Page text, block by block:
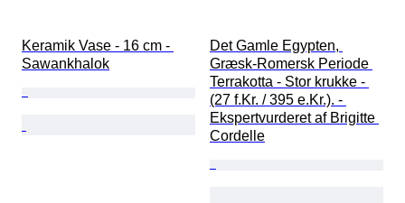
Keramik Vase - 16 cm -
Sawankhalok
Det Gamle Egypten,
Græsk-Romersk Periode
Terrakotta - Stor krukke -
(27 f.Kr. / 395 e.Kr.). -
Ekspertvurderet af Brigitte
Cordelle